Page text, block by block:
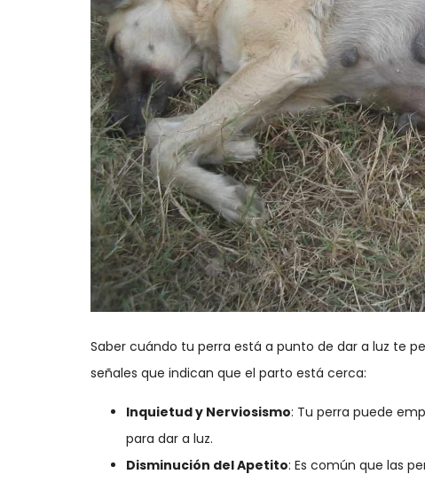
Saber cuándo tu perra está a punto de dar a luz te
señales que indican que el parto está cerca:
Inquietud y Nerviosismo: Tu perra puede
para dar a luz.
Disminución del Apetito: Es común que las